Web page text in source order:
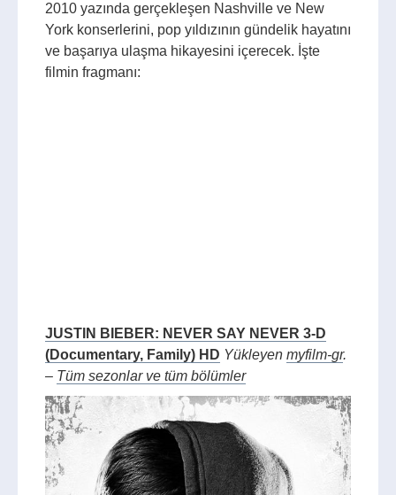
2010 yazında gerçekleşen Nashville ve New
York konserlerini, pop yıldızının gündelik hayatını
ve başarıya ulaşma hikayesini içerecek. İşte
filmin fragmanı:
JUSTIN BIEBER: NEVER SAY NEVER 3-D
(Documentary, Family) HD Yükleyen myfilm-gr.
– Tüm sezonlar ve tüm bölümler